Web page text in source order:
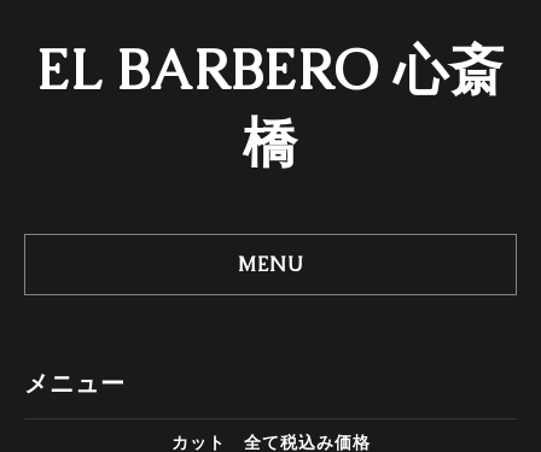
EL BARBERO 心斎
橋
MENU
メニュー
カット 全て税込み価格